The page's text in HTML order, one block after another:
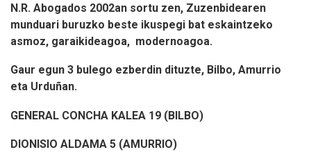
N.R. Abogados 2002an sortu zen, Zuzenbidearen
munduari buruzko beste ikuspegi bat eskaintzeko
asmoz, garaikideagoa, modernoagoa.
Gaur egun 3 bulego ezberdin dituzte, Bilbo, Amurrio
eta Urduñan.
GENERAL CONCHA KALEA 19 (BILBO)
DIONISIO ALDAMA 5 (AMURRIO)